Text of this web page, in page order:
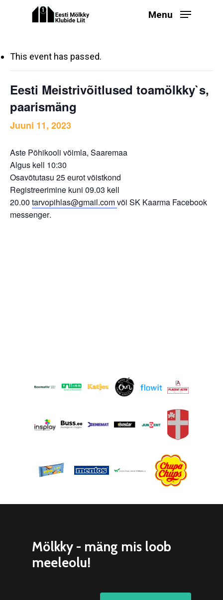
content
Menu
This event has passed.
Eesti Meistrivõitlused toamölkky`s,
paarismäng
Juuni 11, 2023
Aste Põhikooli võimla, Saaremaa
Algus kell 10:30
Osavõtutasu 25eurot võistkond
Registreerimine kuni 09.03 kell
20.00 tarvopihlas@gmail.comvõi SK Kaarma Facebook
messenger.
Mölkky - mäng mis loob
meeleolu!